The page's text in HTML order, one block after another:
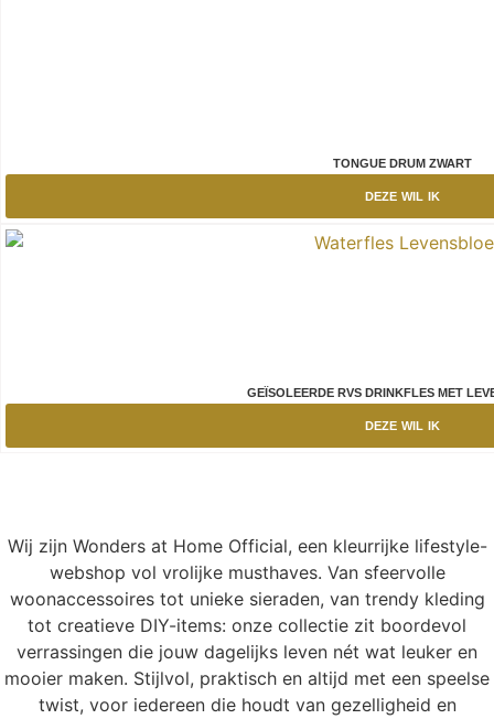
TONGUE DRUM ZWART
DEZE WIL IK
GEÏSOLEERDE RVS DRINKFLES MET
DEZE WIL IK
Wij zijn Wonders at Home Official, een kleurrijke lifestyle-
webshop vol vrolijke musthaves. Van sfeervolle
woonaccessoires tot unieke sieraden, van trendy kleding
tot creatieve DIY-items: onze collectie zit boordevol
verrassingen die jouw dagelijks leven nét wat leuker en
mooier maken. Stijlvol, praktisch en altijd met een speelse
twist, voor iedereen die houdt van gezelligheid en